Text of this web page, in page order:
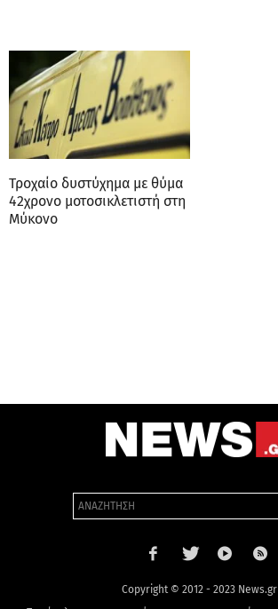
Τροχαίο δυστύχημα με θύμα
42χρονο μοτοσικλετιστή στη
Μύκονο
Copyright © 2012 - 2023 News.gr